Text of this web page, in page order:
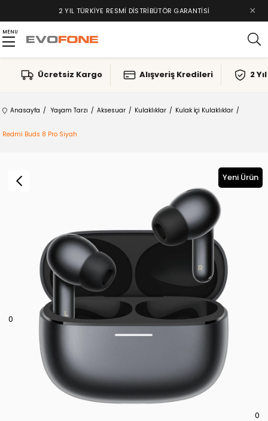
2 YIL TÜRKIYE RESMI DISTRIBÜTÖR GARANTISI ×
MENU
Ücretsiz Kargo Alışveriş Kredileri 2
Anasayfa Yaşam Tarzı Aksesuar Kulaklıklar Kulak İçi Kulaklıklar
Redmi Buds 8 Pro Siyah
Yeni Ürün
0
0